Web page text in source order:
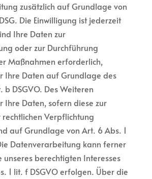
zusätzlich auf Grundlage von
Die Einwilligung ist jederzeit
Ihre Daten zur
oder zur Durchführung
Maßnahmen erforderlich,
Ihre Daten auf Grundlage des
b DSGVO. Des Weiteren
Ihre Daten, sofern diese zur
rechtlichen Verpflichtung
auf Grundlage von Art. 6 Abs. 1
Datenverarbeitung kann ferner
berechtigten Interesses
1 lit. f DSGVO erfolgen. Über die